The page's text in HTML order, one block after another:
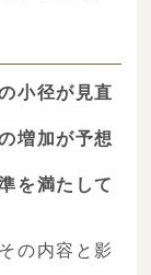
小径が見直
増加が予想
を満たして
の内容と影